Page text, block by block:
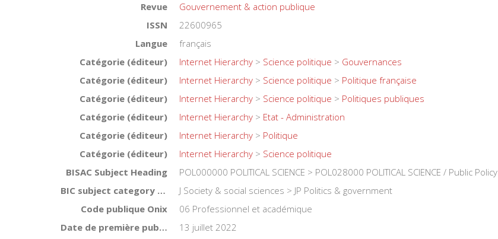
Revue
Gouvernement & action publique
ISSN
22600965
Langue
français
Catégorie (éditeur)
Internet Hierarchy > Science politique > Gouvernances
Catégorie (éditeur)
Internet Hierarchy > Science politique > Politique française
Catégorie (éditeur)
Internet Hierarchy > Science politique > Politiques publiques
Catégorie (éditeur)
Internet Hierarchy > Etat - Administration
Catégorie (éditeur)
Internet Hierarchy > Politique
Catégorie (éditeur)
Internet Hierarchy > Science politique
BISAC Subject Heading
POL000000 POLITICAL SCIENCE > POL028000 POLITICAL SCIENCE / Public Policy
BIC subject category (UK)
J Society & social sciences > JP Politics & government
Code publique Onix
06 Professionnel et académique
Date de première publication du titre
13 juillet 2022